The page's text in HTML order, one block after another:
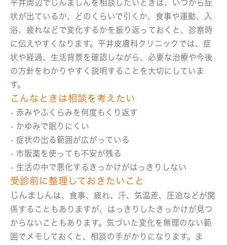
平井周辺でじんましんを相談したいときは、いつから症
状が出ているか、どのくらいで引くか、食事や運動、入
浴、疲れなどで変化するかを振り返っておくと、診察時
に伝えやすくなります。平井皮膚科クリニックでは、症
状や経過、生活背景を確認しながら、必要な治療や今後
の方針をわかりやすく説明することを大切にしていま
す。
こんなときは相談を考えたい
• 赤みやふくらみを何度もくり返す
• かゆみで眠りにくい
• 症状の出る範囲が広がっている
• 市販薬を使っても不安が残る
• 生活の中で悪化するきっかけがはっきりしない
受診前に整理しておきたいこと
じんましんは、食事、疲れ、汗、気温差、圧迫などが関
係することもありますが、はっきりしたきっかけが見つ
からないこともあります。気づいた変化を無理のない範
囲でメモしておくと、相談の手がかりになります。ま